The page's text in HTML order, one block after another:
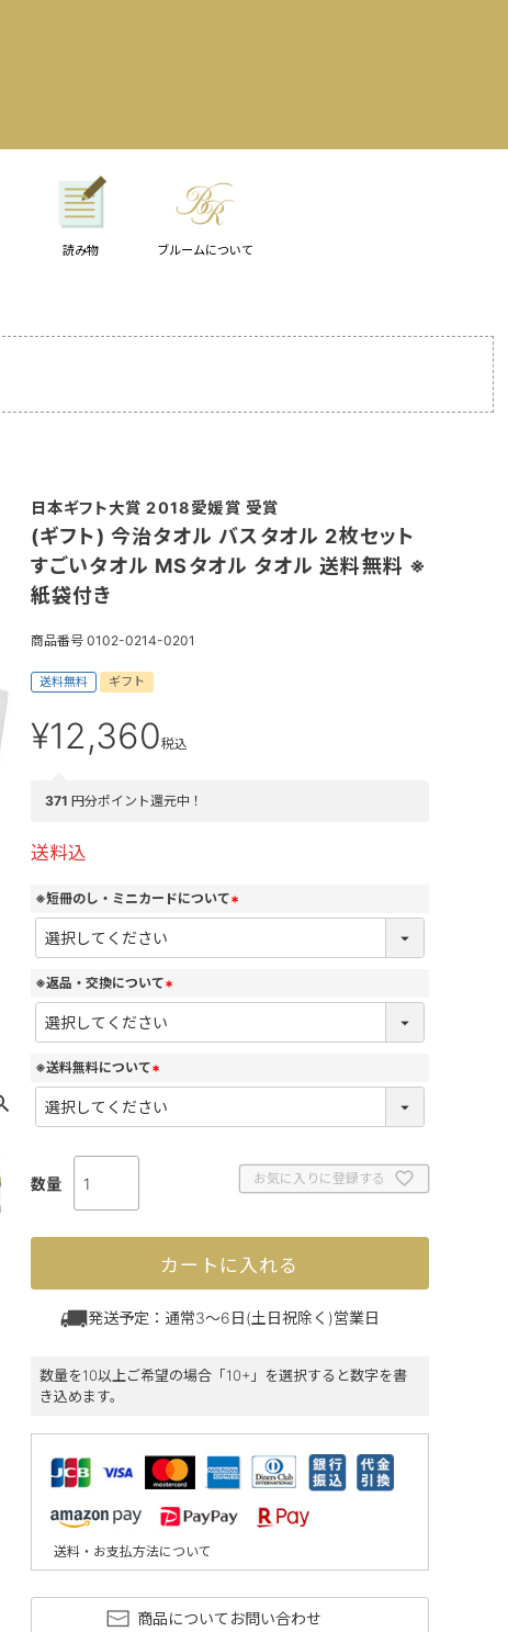
読み物 ブルームについて
日本ギフト大賞 2018愛媛賞 受賞
(ギフト) 今治タオル バスタオル 2枚セット
すごいタオル MSタオル タオル 送料無料 ※
紙袋付き
商品番号 0102-0214-0201
送料無料 ギフト
¥12,360税込
371 円分ポイント還元中！
送料込
※短冊のし・ミニカードについて
(
須
※返品・交換について
(
必
須
※送料無料について
(
必
須
お気に入りに登録する
カートに入れる
発送予定：通常3～6日(土日祝除く)営業日
数量を10以上ご希望の場合「10+」を選択すると数字を書
き込めます。
送料・お支払方法について
商品についてお問い合わせ